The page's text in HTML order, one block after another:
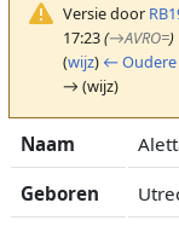
Versie door
17:23(→AVRO=)
(wijz) ← Oudere
→ (wijz)
Naam
Geboren